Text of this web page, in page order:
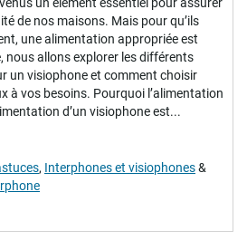
de nos maisons. Mais pour qu’ils
une alimentation appropriée est
nous allons explorer les différents
un visiophone et comment choisir
à vos besoins. Pourquoi l’alimentation
d’un visiophone est...
, Interphones et visiophones&